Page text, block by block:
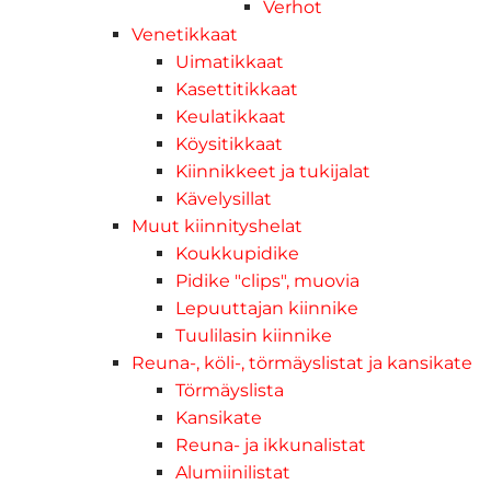
Verhot
Venetikkaat
Uimatikkaat
Kasettitikkaat
Keulatikkaat
Köysitikkaat
Kiinnikkeet ja tukijalat
Kävelysillat
Muut kiinnityshelat
Koukkupidike
Pidike "clips", muovia
Lepuuttajan kiinnike
Tuulilasin kiinnike
Reuna-, köli-, törmäyslistat ja kansikate
Törmäyslista
Kansikate
Reuna- ja ikkunalistat
Alumiinilistat